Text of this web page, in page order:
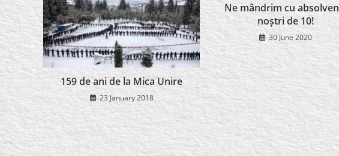
159 de ani de la Mica Unire
23 January 2018
Ne mândrim cu
noștri de 10!
30 June 2020